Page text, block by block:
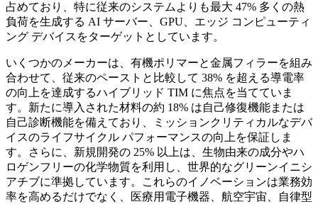
占めており、特に従来のシステムよりも最大 47% 多くの熱
負荷を生成する AI サーバー、GPU、エッジ コンピューティ
ング デバイスをターゲットとしています。
いくつかのメーカーは、有機ポリマーと金属フィラーを組み
合わせて、従来のペーストと比較して 38% を超える導電率
の向上を達成するハイブリッド TIM に焦点を当てていま
す。新たに導入された材料の約 18% は自己修復機能または
自己診断機能を備えており、ミッションクリティカルなデバ
イスのライフサイクル パフォーマンスの向上を保証しま
す。さらに、新規開発の 25% 以上は、生物由来の成分やハ
ロゲンフリーの化学物質を利用し、世界的なグリーンイニシ
アチブに準拠しています。これらのイノベーションは業務効
率を高めるだけでなく、医療用電子機器、航空宇宙、自律型